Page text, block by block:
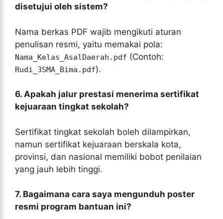
disetujui oleh sistem?
Nama berkas PDF wajib mengikuti aturan
penulisan resmi, yaitu memakai pola:
Nama_Kelas_AsalDaerah.pdf (Contoh:
Rudi_3SMA_Bima.pdf).
6. Apakah jalur prestasi menerima sertifikat
kejuaraan tingkat sekolah?
Sertifikat tingkat sekolah boleh dilampirkan,
namun sertifikat kejuaraan berskala kota,
provinsi, dan nasional memiliki bobot penilaian
yang jauh lebih tinggi.
7. Bagaimana cara saya mengunduh poster
resmi program bantuan ini?